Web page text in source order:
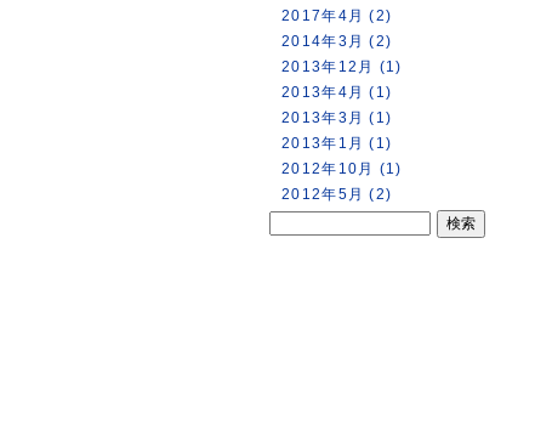
2017年4月 (2)
2014年3月 (2)
2013年12月 (1)
2013年4月 (1)
2013年3月 (1)
2013年1月 (1)
2012年10月 (1)
2012年5月 (2)